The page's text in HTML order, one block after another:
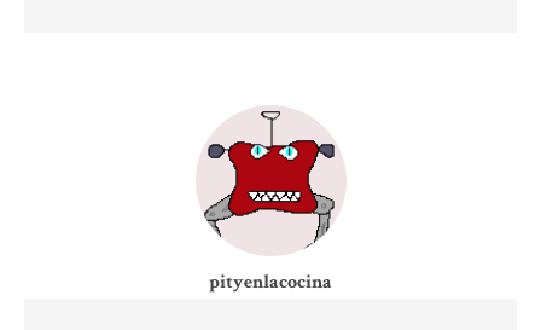
pityenlacocina